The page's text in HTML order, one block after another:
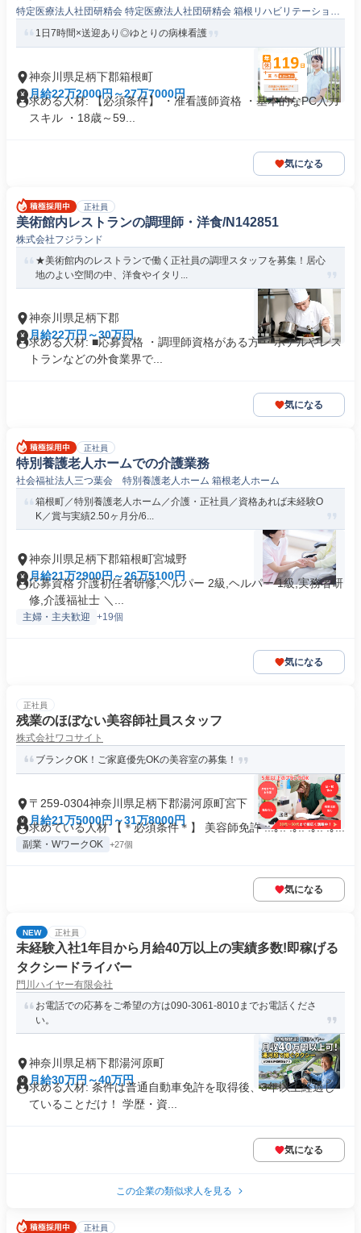
特定医療法人社団研精会 特定医療法人社団研精会 箱根リハビリテーション
1日7時間×送迎あり◎ゆとりの病棟看護
神奈川県足柄下郡箱根町
月給22万2000円～27万7000円
求める人材: 【必須条件】 ・准看護師資格 ・基本的なPC入力
スキル ・18歳～59...
気になる
正社員
美術館内レストランの調理師・洋食/N142851
株式会社フジランド
★美術館内のレストランで働く正社員の調理スタッフを募集！居心
地のよい空間の中、洋食やイタリ...
神奈川県足柄下郡
月給22万円～30万円
求める人材: ■応募資格 ・調理師資格がある方 ・ホテルやレス
トランなどの外食業界で...
気になる
正社員
特別養護老人ホームでの介護業務
社会福祉法人三つ葉会 特別養護老人ホーム 箱根老人ホーム
箱根町／特別養護老人ホーム／介護・正社員／資格あれば未経験O
K／賞与実績2.50ヶ月分/6...
神奈川県足柄下郡箱根町宮城野
月給21万2900円～26万5100円
応募資格 介護初任者研修,ヘルパー 2級,ヘルパー 1級,実務者研
修,介護福祉士 ＼...
主婦・主夫歓迎 +19個
気になる
正社員
残業のほぼない美容師社員スタッフ
株式会社ワコサイト
ブランクOK！ご家庭優先OKの美容室の募集！
〒259-0304神奈川県足柄下郡湯河原町宮下
月給21万5000円～31万8000円
求めている人材 【＊必須条件＊】 美容師免許 ::.｡.: .｡.: .｡.: .｡...
副業・WワークOK +27個
気になる
NEW 正社員
未経験入社1年目から月給40万以上の実績多数!即稼げる
タクシードライバー
門川ハイヤー有限会社
お電話での応募をご希望の方は090-3061-8010までお電話くださ
い。
神奈川県足柄下郡湯河原町
月給30万円～40万円
求める人材: 条件は普通自動車免許を取得後、3年以上経過し
ていることだけ！ 学歴・資...
気になる
この企業の類似求人を見る
正社員